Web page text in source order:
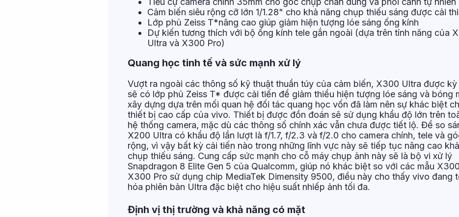
Cảm biến siêu rộng cỡ lớn 1/1.28" cho khả năng chụp thiếu sáng được cải
Lớp phủ Zeiss T*nâng cao giúp giảm hiện tượng lóe sáng ống kính
Dự kiến tương thích với bộ ống kính tele gắn ngoài (dựa trên tính năng của
Ultra và X300 Pro)
Quang học tinh tế và sức mạnh xử lý
Vượt ra ngoài các thông số kỹ thuật thuần túy của cảm biến, X300 Ultra được kỳ
sẽ có lớp phủ Zeiss T* được cải tiến để giảm thiểu hiện tượng lóe sáng và bóng
xây dựng dựa trên mối quan hệ đối tác quang học vốn đã làm nên sự khác biệt
thiết bị cao cấp của vivo. Thiết bị được đồn đoán sẽ sử dụng khẩu độ lớn trên
hệ thống camera, mặc dù các thông số chính xác vẫn chưa được tiết lộ. Để so
X200 Ultra có khẩu độ lần lượt là f/1.7, f/2.3 và f/2.0 cho camera chính, tele và
rộng, vì vậy bất kỳ cải tiến nào trong những lĩnh vực này sẽ tiếp tục nâng cao
chụp thiếu sáng. Cung cấp sức mạnh cho cỗ máy chụp ảnh này sẽ là bộ vi xử lý
Snapdragon 8 Elite Gen 5 của Qualcomm, giúp nó khác biệt so với các mẫu
X300 Pro sử dụng chip MediaTek Dimensity 9500, điều này cho thấy vivo đang
hóa phiên bản Ultra đặc biệt cho hiệu suất nhiếp ảnh tối đa.
Định vị thị trường và khả năng có mặt